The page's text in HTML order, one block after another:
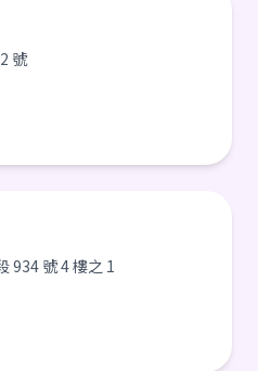
號
934 號 4 樓之 1